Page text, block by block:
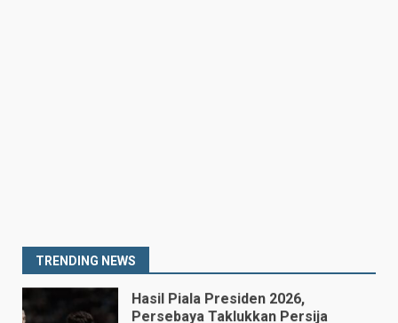
TRENDING NEWS
2
Hasil Piala Presiden 2026,
Persebaya Taklukkan Persija